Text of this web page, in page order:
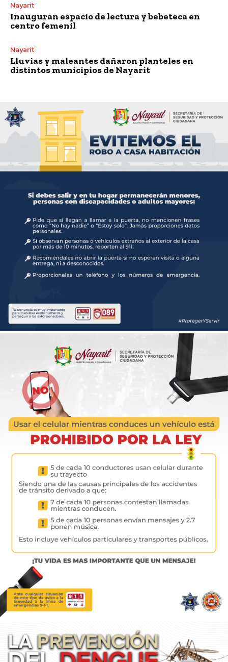
Nayarit
Inauguran espacio de lectura y bebeteca en
centro femenil
Nayarit
Lluvias y maleantes dañaron planteles en
distintos municipios de Nayarit